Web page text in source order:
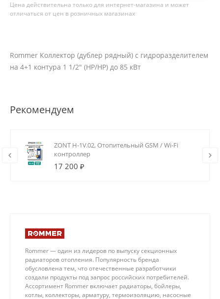
Цена действительна только для интернет-магазина и может
отличаться от цен в розничных магазинах
Rommer Коллектор (дублер рядный) с гидроразделителем
на 4+1 контура 1 1/2" (НР/НР) до 85 кВт
Рекомендуем
ZONT H-1V.02, Отопительный GSM / Wi-Fi
контроллер
17 200 ₽
Rommer — один из лидеров по выпуску секционных
радиаторов отопления. Популярность бренда
обусловлена тем, что отечественные разработчики
создали продукты под запрос российских потребителей.
Ассортимент Rommer включает радиаторы, бойлеры,
котлы, коллекторы, арматуру, термоизоляцию, насосные